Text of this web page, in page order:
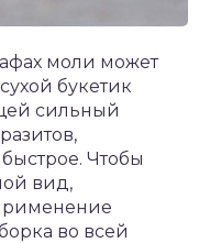
моли может
букетик
сильный
Чтобы
вид,
во всей